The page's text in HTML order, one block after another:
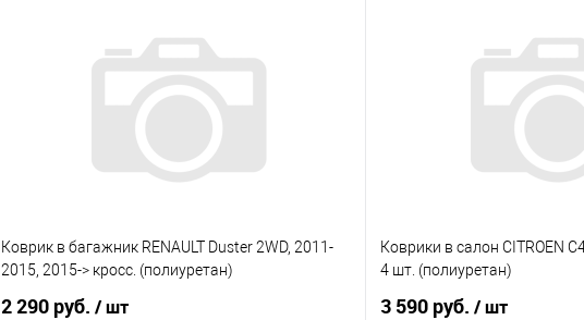
Коврик в багажник RENAULT Duster 2WD, 2011-
2015, 2015-> кросс. (полиуретан)
2 290 руб. / шт
Коврики в салон CITROEN
4 шт. (полиуретан)
3 590 руб. / шт